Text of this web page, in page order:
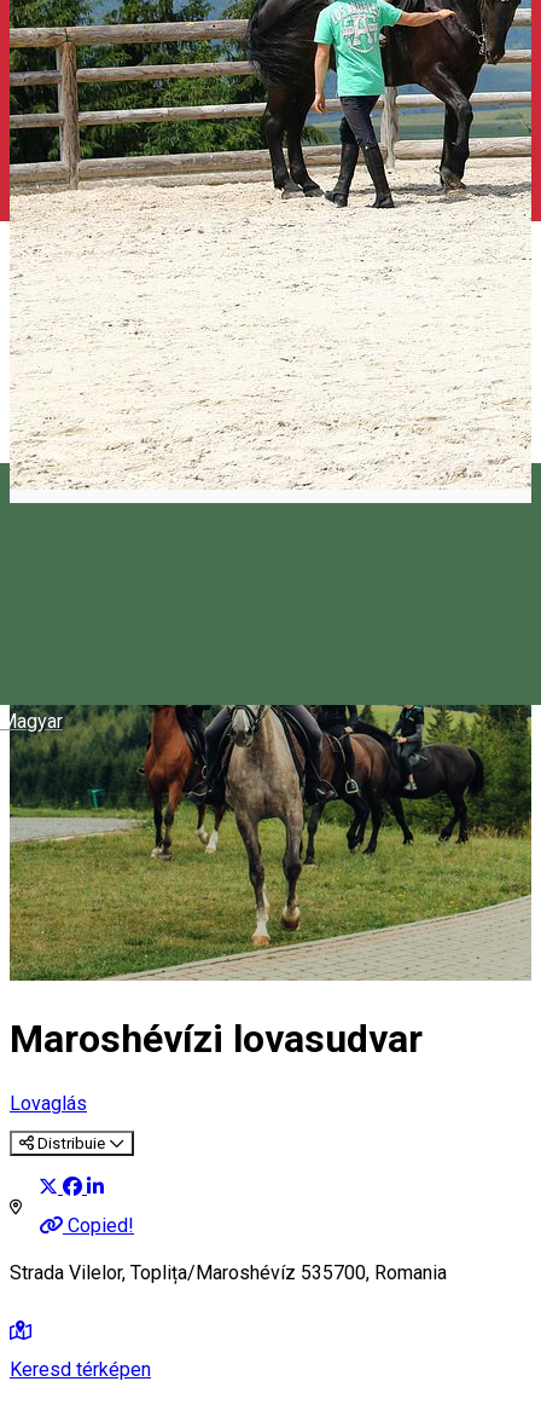
Magyar
Maroshévízi lovasudvar
Lovaglás
Distribuie
Copied!
Strada Vilelor, Toplița/Maroshévíz 535700, Romania
Keresd térképen